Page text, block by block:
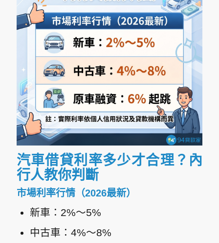
汽車借貸利率多少才合理？內
行人教你判斷
市場利率行情（2026最新）
新車：2%～5%
中古車：4%～8%